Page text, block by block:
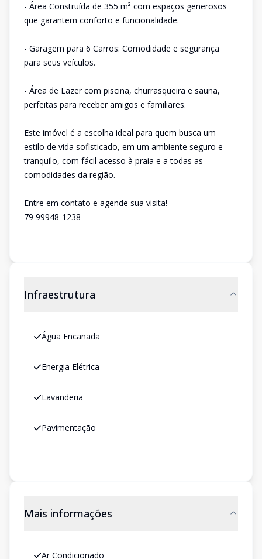
- Área Construída de 355 m² com espaços generosos
que garantem conforto e funcionalidade.
- Garagem para 6 Carros: Comodidade e segurança
para seus veículos.
- Área de Lazer com piscina, churrasqueira e sauna,
perfeitas para receber amigos e familiares.
Este imóvel é a escolha ideal para quem busca um
estilo de vida sofisticado, em um ambiente seguro e
tranquilo, com fácil acesso à praia e a todas as
comodidades da região.
Entre em contato e agende sua visita!
79 99948-1238
Infraestrutura
Água Encanada
Energia Elétrica
Lavanderia
Pavimentação
Mais informações
Ar Condicionado